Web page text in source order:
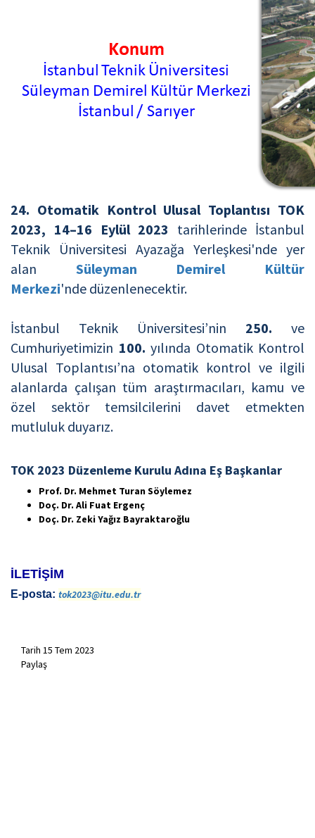
24. Otomatik Kontrol Ulusal Toplantısı TOK
2023, 14–16 Eylül 2023 tarihlerinde İstanbul
Teknik Üniversitesi Ayazağa Yerleşkesi'nde yer
alan Süleyman Demirel Kültür
Merkezi'nde düzenlenecektir.
İstanbul Teknik Üniversitesi’nin 250. ve
Cumhuriyetimizin 100. yılında Otomatik Kontrol
Ulusal Toplantısı’na otomatik kontrol ve ilgili
alanlarda çalışan tüm araştırmacıları, kamu ve
özel sektör temsilcilerini davet etmekten
mutluluk duyarız.
TOK 2023 Düzenleme Kurulu Adına Eş Başkanlar
Prof. Dr. Mehmet Turan Söylemez
Doç. Dr. Ali Fuat Ergenç
Doç. Dr. Zeki Yağız Bayraktaroğlu
İLETİŞİM
E-posta: tok2023@itu.edu.tr
Tarih 15 Tem 2023
Paylaş